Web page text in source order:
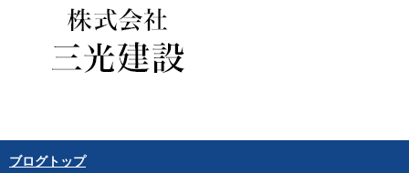
ブログトップ